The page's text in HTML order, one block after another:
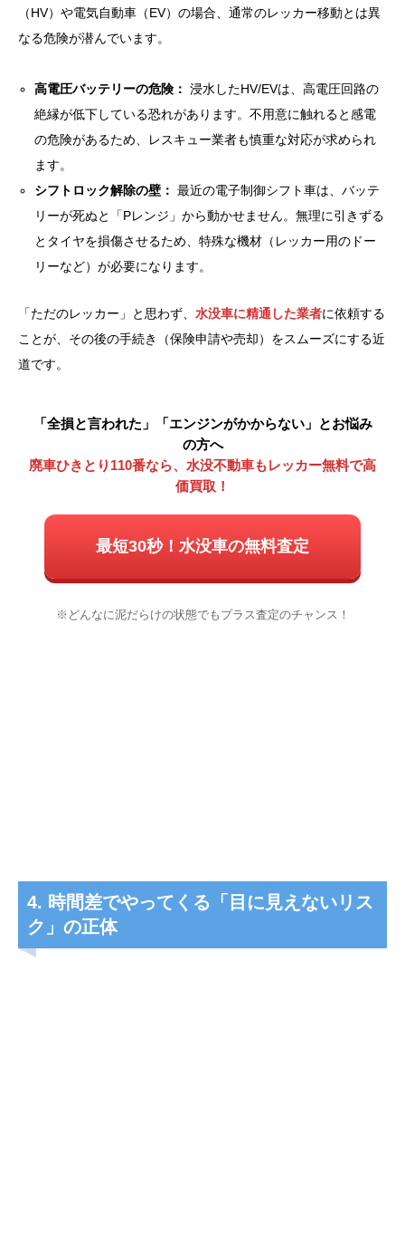
（HV）や電気自動車（EV）の場合、通常のレッカー移動とは異
なる危険が潜んでいます。
高電圧バッテリーの危険： 浸水したHV/EVは、高電圧回路の
絶縁が低下している恐れがあります。不用意に触れると感電
の危険があるため、レスキュー業者も慎重な対応が求められ
ます。
シフトロック解除の壁： 最近の電子制御シフト車は、バッテ
リーが死ぬと「Pレンジ」から動かせません。無理に引きずる
とタイヤを損傷させるため、特殊な機材（レッカー用のドー
リーなど）が必要になります。
「ただのレッカー」と思わず、 水没車に精通した業者に依頼する
ことが、その後の手続き（保険申請や売却）をスムーズにする近
道です。
「全損と言われた」「エンジンがかからない」とお悩み
の方へ
廃車ひきとり110番なら、水没不動車もレッカー無料で高
価買取！
最短30秒！水没車の無料査定
※どんなに泥だらけの状態でもプラス査定のチャンス！
4. 時間差でやってくる「目に見えないリス
ク」の正体